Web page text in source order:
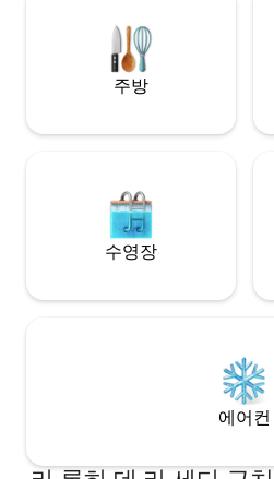
que podrás llegar y marcharte
venga bien sin necesidad de
horarios con nadie. Cuenta
una larga balconada en la que
gente pasear por una de las más
recambio de sábanas/toallas para
estancias de más de 5 noches bajo
petición y disponibilidad.
주방
수영장
에어컨